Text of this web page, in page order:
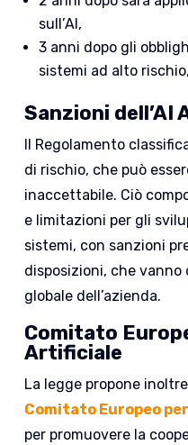
sull’AI,
3 anni dopo gli
sistemi ad alto rischio,
Sanzioni dell’AI
Il Regolamento
di rischio, che può
inaccettabile. Ciò
e limitazioni per gli
sistemi, con sanzioni
disposizioni, che vanno
globale dell’azienda.
Comitato
Artificiale
La legge propone
Comitato Europeo
per promuovere la